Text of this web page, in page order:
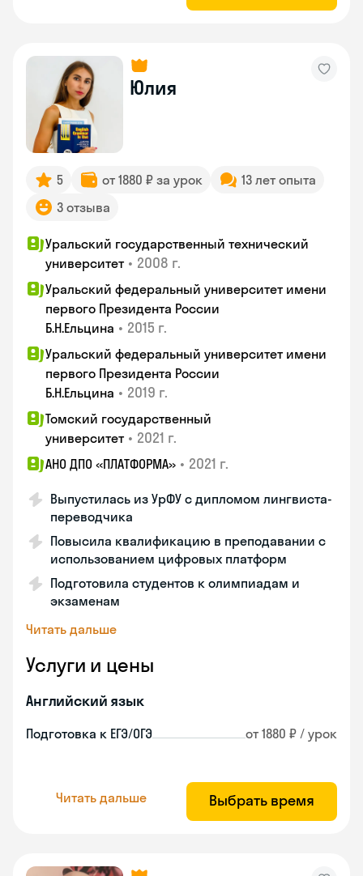
Юлия
5 от 1880 ₽ за урок
13 лет опыта
3 отзыва
Уральский государственный технический
университет • 2008 г.
Уральский федеральный университет имени
первого Президента России
Б.Н.Ельцина • 2015 г.
Уральский федеральный университет имени
первого Президента России
Б.Н.Ельцина • 2019 г.
Томский государственный
университет • 2021 г.
АНО ДПО «ПЛАТФОРМА» • 2021 г.
Выпустилась из УрФУ с дипломом лингвиста-
переводчика
Повысила квалификацию в преподавании с
использованием цифровых платформ
Подготовила студентов к олимпиадам и
экзаменам
Читать дальше
Услуги и цены
Английский язык
Подготовка к ЕГЭ/ОГЭ от 1880 ₽ / урок
Читать дальше Выбрать время